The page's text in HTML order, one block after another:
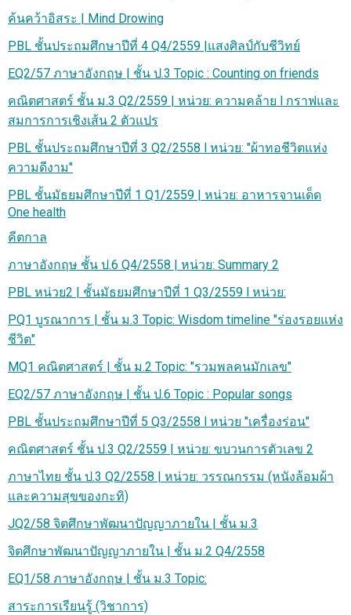
ค้นคว้าอิสระ | Mind Drowing
PBL ชั้นประถมศึกษาปีที่ 4 Q4/2559 |แสงศิลป์กับชีวิทย์
EQ2/57 ภาษาอังกฤษ | ชั้น ป.3 Topic : Counting on friends
คณิตศาสตร์ ชั้น ม.3 Q2/2559 | หน่วย: ความคล้าย l กราฟและ
สมการการเชิงเส้น 2 ตัวแปร
PBL ชั้นประถมศึกษาปีที่ 3 Q2/2558 l หน่วย: "ผ้าทอชีวิตแห่ง
ความดีงาม"
PBL ชั้นมัธยมศึกษาปีที่ 1 Q1/2559 | หน่วย: อาหารจานเด็ด
One health
คีตกาล
ภาษาอังกฤษ ชั้น ป.6 Q4/2558 | หน่วย: Summary 2
PBL หน่วย2 | ชั้นมัธยมศึกษาปีที่ 1 Q3/2559 l หน่วย:
PQ1 บูรณาการ | ชั้น ม.3 Topic: Wisdom timeline "ร่องรอยแห่ง
ชีวิต"
MQ1 คณิตศาสตร์ | ชั้น ม.2 Topic: "รวมพลคนมักเลข"
EQ2/57 ภาษาอังกฤษ | ชั้น ป.6 Topic : Popular songs
PBL ชั้นประถมศึกษาปีที่ 5 Q3/2558 l หน่วย "เครื่องร่อน"
คณิตศาสตร์ ชั้น ป.3 Q2/2559 | หน่วย: ขบวนการตัวเลข 2
ภาษาไทย ชั้น ป.3 Q2/2558 | หน่วย: วรรณกรรม (หนังล้อมผ้า
และความสุขของกะทิ)
JQ2/58 จิตศึกษาพัฒนาปัญญาภายใน | ชั้น ม.3
จิตศึกษาพัฒนาปัญญาภายใน | ชั้น ม.2 Q4/2558
EQ1/58 ภาษาอังกฤษ | ชั้น ม.3 Topic:
สาระการเรียนรู้ (วิชาการ)